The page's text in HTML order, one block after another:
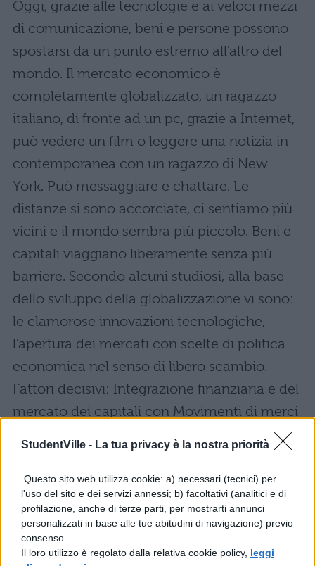
StudentVille - La tua privacy è la nostra priorità
Questo sito web utilizza cookie: a) necessari (tecnici) per
l'uso del sito e dei servizi annessi; b) facoltativi (analitici e di
profilazione, anche di terze parti, per mostrarti annunci
personalizzati in base alle tue abitudini di navigazione) previo
consenso.
Il loro utilizzo è regolato dalla relativa cookie policy, leggi
Oggi, grazie alle tecnologie e ai veloci mezzi
di comunicazione, beni e persone possono
spostarsi da un punto estremo all’altro del
mondo. Il mercato economico è
completamente globalizzato, un ragazzo
italiano, di fronte ad un pc, grazie a Internet,
può vedere un film o leggere una notizia in
contemporanea con un ragazzo di New
York. Può messaggiare e chattare. Le
distanze si sono accorciate, ci sentiamo più
vicini e il mondo sembra più piccolo. Beni e
capitali viaggiano liberamente senza più
barriere. Secondo alcuni studiosi, alla base
dello sviluppo della globalizzazione vi sono:
le clamorose innovazioni tecnologiche,
l’apertura dei mercati con scelte di politica
economica nel senso di libero scambio.
Fattori decisivi: Integrazione finanziaria e del
mercato dei capitali con Movimenti di merci
e denaro fra stati. Commercio internazionale.
politica economica da organismi
sovranazionali. Nuovi sviluppi tecnologici nel
settore delle comunicazioni, dell’informatica,
delle reti ecc.